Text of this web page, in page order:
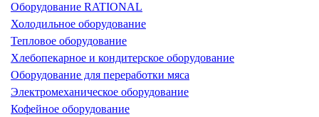
Оборудование RATIONAL
Холодильное оборудование
Тепловое оборудование
Хлебопекарное и кондитерское оборудование
Оборудование для переработки мяса
Электромеханическое оборудование
Кофейное оборудование